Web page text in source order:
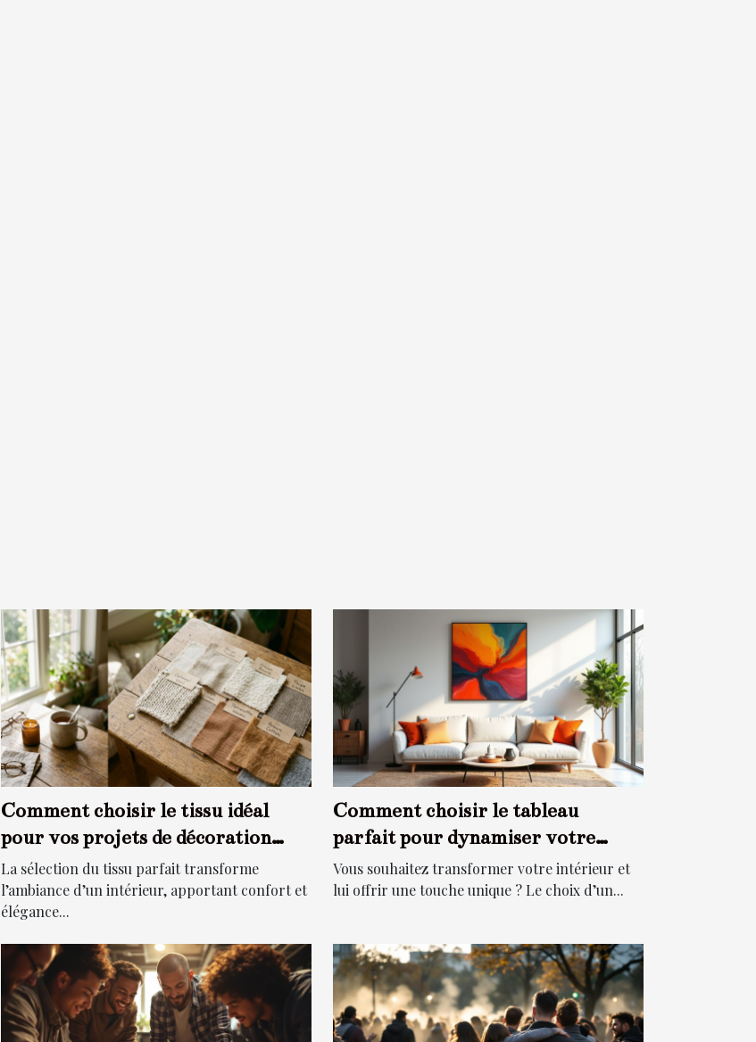
Comment choisir le tissu idéal
pour vos projets de décoration
intérieure ?
La sélection du tissu parfait transforme
l’ambiance d’un intérieur, apportant confort et
élégance...
Comment choisir le tableau
parfait pour dynamiser votre
espace ?
Vous souhaitez transformer votre intérieur et
lui offrir une touche unique ? Le choix d’un...